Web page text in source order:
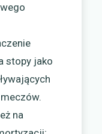
stopy jako
na